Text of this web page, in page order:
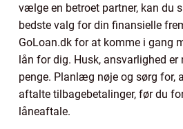
vælge en betroet partner, kan du
bedste valg for din finansielle
GoLoan.dk for at komme i gang
lån for dig. Husk, ansvarlighed er
penge. Planlæg nøje og sørg for,
aftalte tilbagebetalinger, før du
låneaftale.